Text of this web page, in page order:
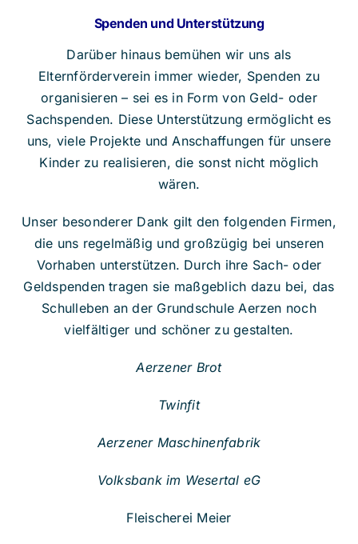
Spenden und Unterstützung
Darüber hinaus bemühen wir uns als
Elternförderverein immer wieder, Spenden zu
organisieren – sei es in Form von Geld- oder
Sachspenden. Diese Unterstützung ermöglicht es
uns, viele Projekte und Anschaffungen für unsere
Kinder zu realisieren, die sonst nicht möglich
wären.
Unser besonderer Dank gilt den folgenden Firmen,
die uns regelmäßig und großzügig bei unseren
Vorhaben unterstützen. Durch ihre Sach- oder
Geldspenden tragen sie maßgeblich dazu bei, das
Schulleben an der Grundschule Aerzen noch
vielfältiger und schöner zu gestalten.
Aerzener Brot
Twinfit
Aerzener Maschinenfabrik
Volksbank im Wesertal eG
Fleischerei Meier